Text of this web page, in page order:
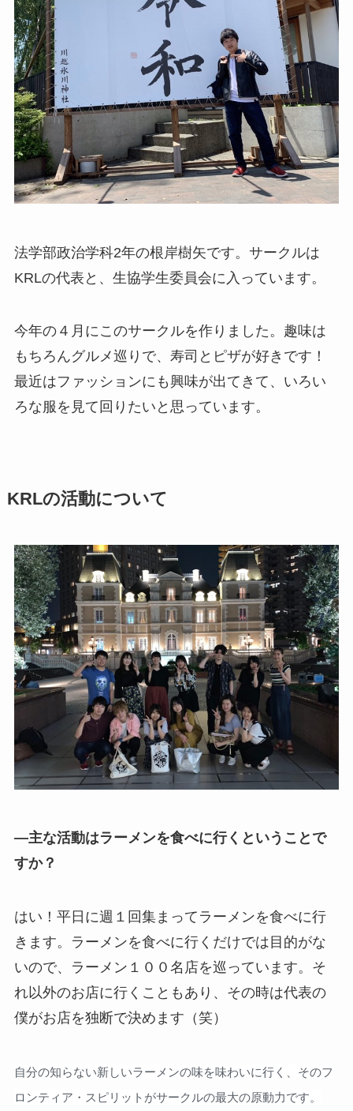
法学部政治学科2年の根岸樹矢です。サークルは
KRLの代表と、生協学生委員会に入っています。
今年の４月にこのサークルを作りました。趣味は
もちろんグルメ巡りで、寿司とピザが好きです！
最近はファッションにも興味が出てきて、いろい
ろな服を見て回りたいと思っています。
KRLの活動について
—主な活動はラーメンを食べに行くということで
すか？
はい！平日に週１回集まってラーメンを食べに行
きます。ラーメンを食べに行くだけでは目的がな
いので、ラーメン１００名店を巡っています。そ
れ以外のお店に行くこともあり、その時は代表の
僕がお店を独断で決めます（笑）
自分の知らない新しいラーメンの味を味わいに行く、そのフ
ロンティア・スピリットがサークルの最大の原動力です。